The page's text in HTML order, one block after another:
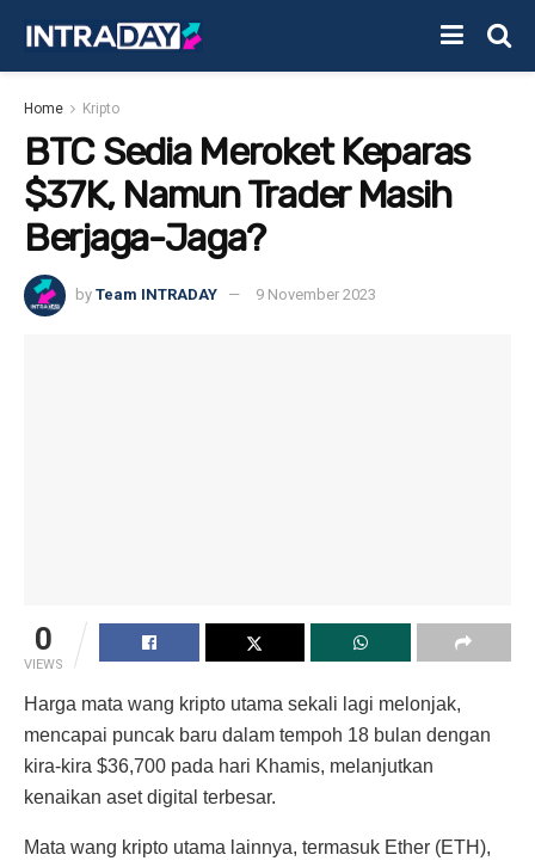
Home Kripto
BTC Sedia Meroket Keparas
$37K, Namun Trader Masih
Berjaga-Jaga?
by Team INTRADAY 9 November 2023
0
VIEWS
Harga mata wang kripto utama sekali lagi melonjak,
mencapai puncak baru dalam tempoh 18 bulan dengan
kira-kira $36,700 pada hari Khamis, melanjutkan
kenaikan aset digital terbesar.
Mata wang kripto utama lainnya, termasuk Ether (ETH),